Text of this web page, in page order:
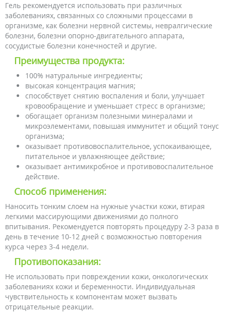
Гель рекомендуется использовать при различных
заболеваниях, связанных со сложными процессами в
организме, как болезни нервной системы, невралгические
болезни, болезни опорно-двигательного аппарата,
сосудистые болезни конечностей и другие.
Преимущества продукта:
100% натуральные ингредиенты;
высокая концентрация магния;
способствует снятию воспаления и боли, улучшает
кровообращение и уменьшает стресс в организме;
обогащает организм полезными минералами и
микроэлементами, повышая иммунитет и общий тонус
организма;
оказывает противовоспалительное, успокаивающее,
питательное и увлажняющее действие;
оказывает антимикробное и противовоспалительное
действие.
Способ применения:
Наносить тонким слоем на нужные участки кожи, втирая
легкими массирующими движениями до полного
впитывания. Рекомендуется повторять процедуру 2-3 раза в
день в течение 10-12 дней с возможностью повторения
курса через 3-4 недели.
Противопоказания:
Не использовать при повреждении кожи, онкологических
заболеваниях кожи и беременности. Индивидуальная
чувствительность к компонентам может вызвать
отрицательные реакции.